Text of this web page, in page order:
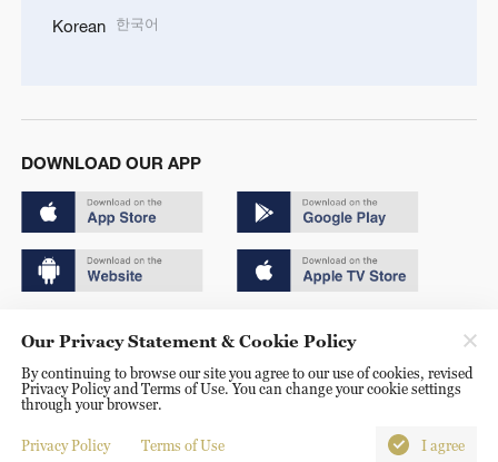
Korean 한국어
DOWNLOAD OUR APP
京ICP备20000184号
京公网安备 11010502050052号
Disinformation report hotline: 010-85061466
Our Privacy Statement & Cookie Policy
By continuing to browse our site you agree to our use of cookies, revised
Privacy Policy and Terms of Use. You can change your cookie settings
through your browser.
Privacy Policy Terms of Use I agree